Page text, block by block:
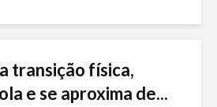
transição física,
e se aproxima de...